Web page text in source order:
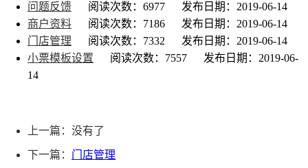
问题反馈
阅读次数：6977
发布日期：2019-06-14
商户资料
阅读次数：7186
发布日期：2019-06-14
门店管理
阅读次数：7332
发布日期：2019-06-14
小票模板设置
阅读次数：7557
发布日期：2019-06-
14
上一篇：没有了
下一篇： 门店管理